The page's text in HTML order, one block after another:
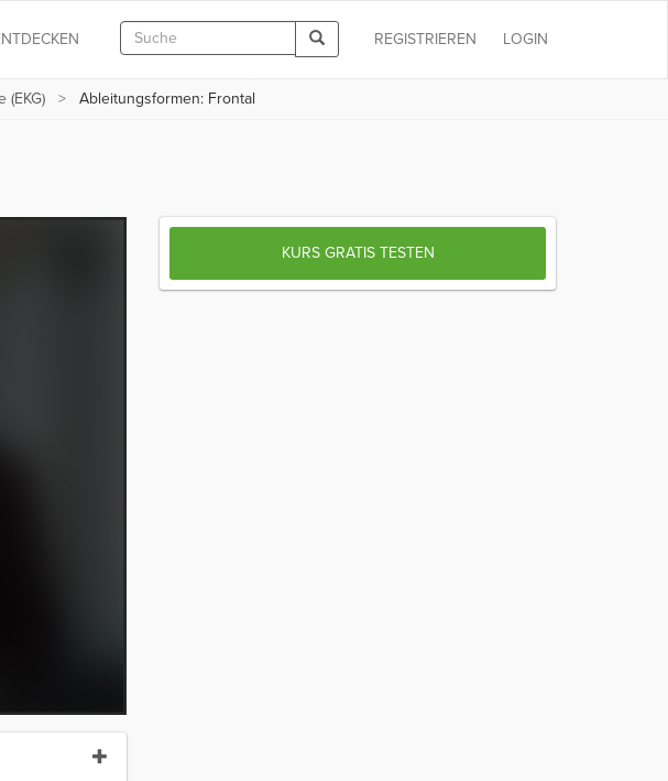
LOGIN
REGISTRIEREN
(EKG) Ableitungsformen: Frontal
KURS GRATIS TESTEN